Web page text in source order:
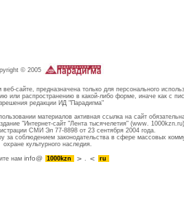
© 2005
сайте, предназначена только для персонального
или распространению в какой-либо форме, иначе как с
редакции ИД "Парадигма"
материалов активная ссылка на сайт
"Интернет-сайт "Лента тысячелетия" (www. 1000kzn.ru)
СМИ Эл 77-8898 от 23 сентября 2004 года.
за соблюдением законодательства в сфере массовых
охране культурного наследия.
намinfo@ 1000kzn . ru